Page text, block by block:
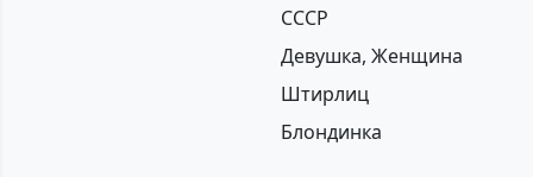
СССР
Девушка, Женщина
Штирлиц
Блондинка